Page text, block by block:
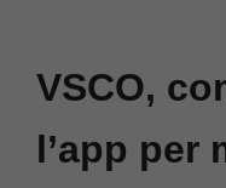
VSCO,
l’app per